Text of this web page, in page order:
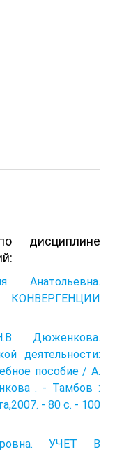
дисциплине
Анатольевна.
Дюженкова.
деятельности:
пособие / А.
. - Тамбов :
- 80 с. - 100
УЧЕТ В